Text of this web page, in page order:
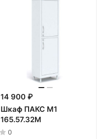
14 900 ₽
Шкаф ПАКС М1
165.57.32М
0